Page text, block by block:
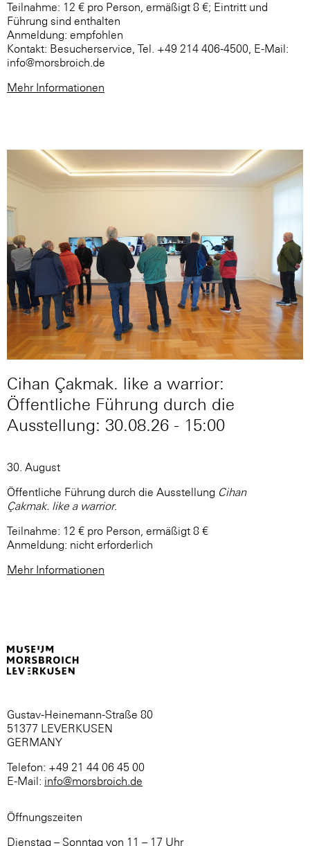
Teilnahme: 12 € pro Person, ermäßigt 8 €; Eintritt und
Führung sind enthalten
Anmeldung: empfohlen
Kontakt: Besucherservice, Tel. +49 214 406-4500, E-Mail:
info@morsbroich.de
Mehr Informationen
Cihan Çakmak. like a warrior:
Öffentliche Führung durch die
Ausstellung: 30.08.26 - 15:00
30. August
Öffentliche Führung durch die Ausstellung Cihan
Çakmak. like a warrior.
Teilnahme: 12 € pro Person, ermäßigt 8 €
Anmeldung: nicht erforderlich
Mehr Informationen
Gustav-Heinemann-Straße 80
51377 LEVERKUSEN
GERMANY
Telefon: +49 21 44 06 45 00
E-Mail: info@morsbroich.de
Öffnungszeiten
Dienstag – Sonntag von 11 – 17 Uhr